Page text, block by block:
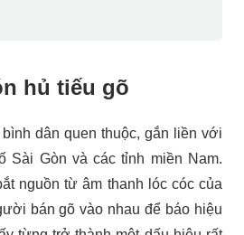
hủ tiếu gõ
dân quen thuộc, gắn liền với
Sài Gòn và các tỉnh miền Nam.
nguồn từ âm thanh lóc cóc của
bán gõ vào nhau để báo hiệu